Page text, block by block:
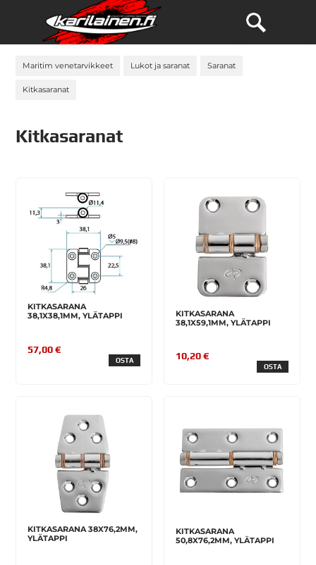
Maritim venetarvikkeet Lukot ja saranat Saranat
Kitkasaranat
Kitkasaranat
KITKASARANA
38,1X38,1MM, YLÄTAPPI
57,00 €
OSTA
KITKASARANA
38,1X59,1MM, YLÄTAPPI
10,20 €
OSTA
KITKASARANA 38X76,2MM,
YLÄTAPPI
KITKASARANA
50,8X76,2MM, YLÄTAPPI